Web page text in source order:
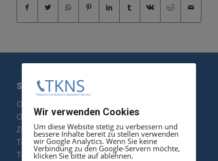
SERVICE
Optipoint Display Reparatur
Octophon F Display Reparatur
Zubehör & Ersatzteile
Telefonanlagen Optimierung
Telefonanlagen Erweiterung
Wir verwenden Cookies
Um diese Website stetig zu verbessern und
bessere Inhalte bereit zu stellen verwenden
wir Google Analytics. Wenn Sie keine
Verbindung zu den Google-Servern möchte,
klicken Sie bitte auf ablehnen.